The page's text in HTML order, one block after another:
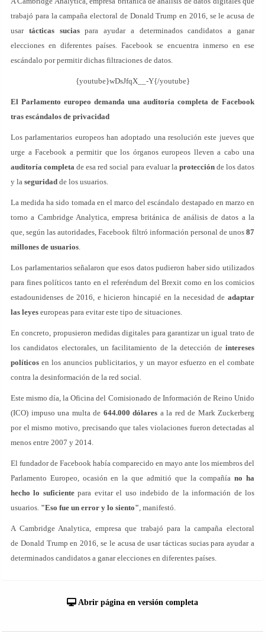
trabajó para la campaña electoral de Donald Trump en 2016, se le acusa de
usar tácticas suciaspara ayudar a determinados candidatos a ganar
elecciones en diferentes países. Facebook se encuentra inmerso en ese
escándalo por permitir dichas filtraciones de datos.
{youtube}wDsJfqX__-Y{/youtube}
El Parlamento europeo demanda una auditoría completa de Facebook
tras escándalos de privacidad
Los parlamentarios europeos han adoptado una resolución este jueves que
urge a Facebook a permitir que los órganos europeos lleven a cabo una
auditoría completa de esa red social para evaluar la protecciónde los datos
y la seguridad de los usuarios.
La medida ha sido tomada en el marco del escándalo destapado en marzo en
torno a Cambridge Analytica, empresa británica de análisis de datos a la
que, según las autoridades, Facebook filtró información personal de unos 87
millones de usuarios.
Los parlamentarios señalaron que esos datos pudieron haber sido utilizados
para fines políticos tanto en el referéndum del Brexit como en los comicios
estadounidenses de 2016, e hicieron hincapié en la necesidad de adaptar
las leyes europeas para evitar este tipo de situaciones.
En concreto, propusieron medidas digitales para garantizar un igual trato de
los candidatos electorales, un facilitamiento de la detección de intereses
políticos en los anuncios publicitarios, y un mayor esfuerzo en el combate
contra la desinformación de la red social.
Este mismo día, la Oficina del Comisionado de Información de Reino Unido
(ICO) impuso una multa de 644.000 dólares a la red de Mark Zuckerberg
por el mismo motivo, precisando que tales violaciones fueron detectadas al
menos entre 2007 y 2014.
El fundador de Facebook había comparecido en mayo ante los miembros del
Parlamento Europeo, ocasión en la que admitió que la compañíano ha
hecho lo suficientepara evitar el uso indebido de la información de los
usuarios. "Eso fue un error y lo siento", manifestó.
A Cambridge Analytica, empresa que trabajó para la campaña electoral
de Donald Trump en 2016, se le acusa de usar tácticas sucias para ayudar a
determinados candidatos a ganar elecciones en diferentes países.
Abrir página en versión completa